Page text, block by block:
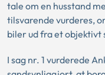
tale om en husstand
tilsvarende vurderes,
biler ud fra et
I sag nr. 1 vurderede